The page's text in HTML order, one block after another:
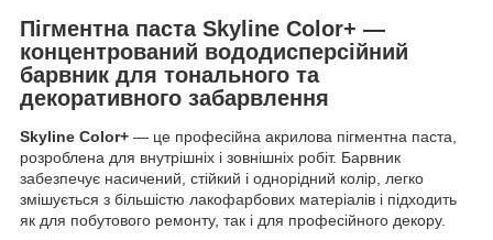
Пігментна паста Skyline Color+ —
концентрований вододисперсійний
барвник для тонального та
декоративного забарвлення
Skyline Color+ — це професійна акрилова пігментна паста,
розроблена для внутрішніх і зовнішніх робіт. Барвник
забезпечує насичений, стійкий і однорідний колір, легко
змішується з більшістю лакофарбових матеріалів і підходить
як для побутового ремонту, так і для професійного декору.